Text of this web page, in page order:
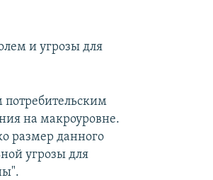
и угрозы для
на макроуровне.
размер данного
угрозы для